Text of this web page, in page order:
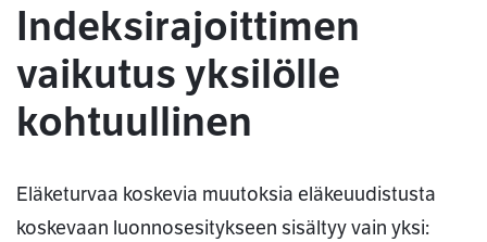
Indeksirajoittimen
vaikutus yksilölle
kohtuullinen
Eläketurvaa koskevia muutoksia eläkeuudistusta
koskevaan luonnosesitykseen sisältyy vain yksi: